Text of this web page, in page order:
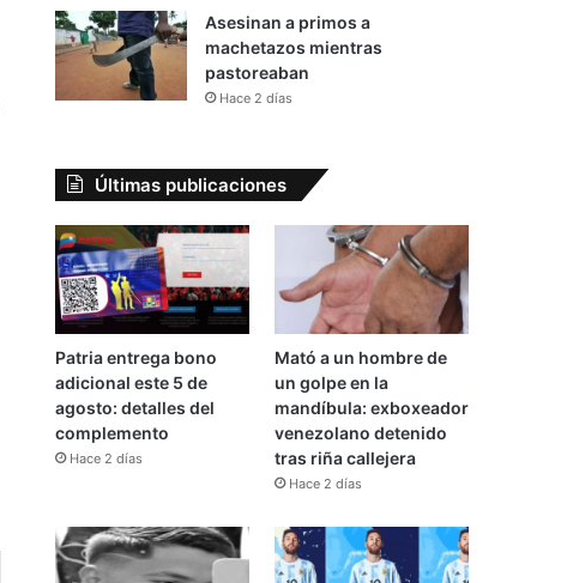
Asesinan a primos a
machetazos mientras
pastoreaban
Hace 2 días
Últimas publicaciones
Patria entrega bono
adicional este 5 de
agosto: detalles del
complemento
Hace 2 días
Mató a un hombre de
un golpe en la
mandíbula: exboxeador
venezolano detenido
tras riña callejera
Hace 2 días